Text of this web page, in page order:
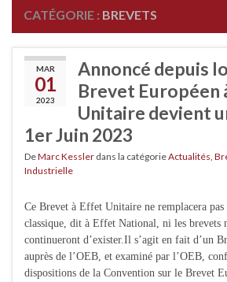
CATÉGORIE : BREVETS
MAR
01
2023
Annoncé depuis
Brevet Européen
Unitaire devient
1er Juin 2023
DeMarc Kessler dans la catégorieActualités
Industrielle
Ce Brevet à Effet Unitaire ne remplacera
classique, dit à Effet National, ni les brevets
continueront d’exister.Il s’agit en fait d’un
auprès de l’OEB, et examiné par l’OEB,
dispositions de la Convention sur le Brevet